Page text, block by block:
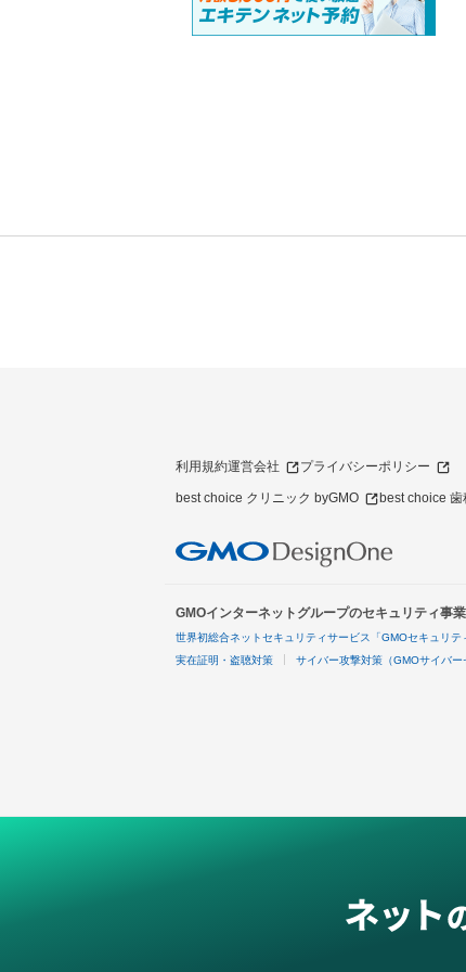
利用規約運営会社 プライバシーポリシー
best choice クリニック byGMO best choice 歯
GMOインターネットグループのセキュリティ事
世界初総合ネットセキュリティサービス「GMOセキュリテ
実在証明・盗聴対策 サイバー攻撃対策（GMOサイバー